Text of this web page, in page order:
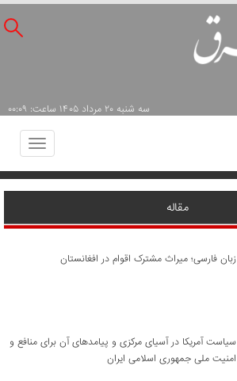
سه شنبه ۲۰ مرداد ۱۴۰۵ ساعت: ۰۰:۰۹
Toggle
مقاله
زبان فارسی؛ میراث مشترک اقوام در افغانستان
سیاست آمریکا در آسیای مرکزی و پیامدهای آن برای منافع و
امنیت ملی جمهوری اسلامی ایران